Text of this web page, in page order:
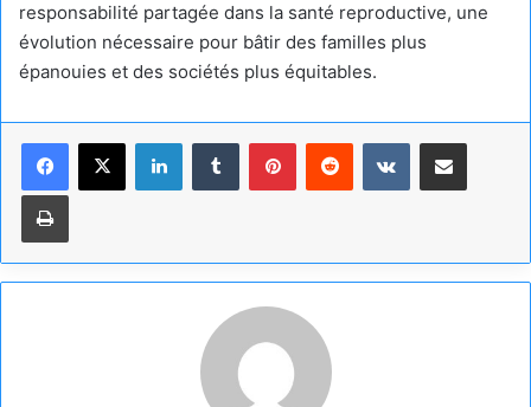
responsabilité partagée dans la santé reproductive, une
évolution nécessaire pour bâtir des familles plus
épanouies et des sociétés plus équitables.
LinkedinTumblr PinterestReddit VKontaktePartager par email
Imprimer